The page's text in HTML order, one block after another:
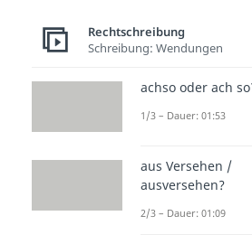
Rechtschreibung
Schreibung: Wendungen
achso oder ach
1/3 – Dauer: 01:53
aus Versehen /
ausversehen?
2/3 – Dauer: 01:09